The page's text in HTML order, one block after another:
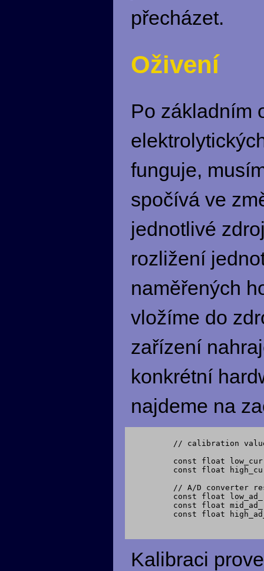
přecházet.
Oživení
Po základním
funguje,
spočívá ve
jednotlivé
rozližení
naměřených
vložíme do
zařízení
konkrétní
najdeme na
// calibration
const float low_current      =
const float high_current    =
// A/D converter
const float
const float
const float
Kalibraci